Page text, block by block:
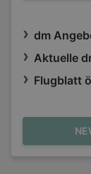
dm
Aktuelle
Flugblatt